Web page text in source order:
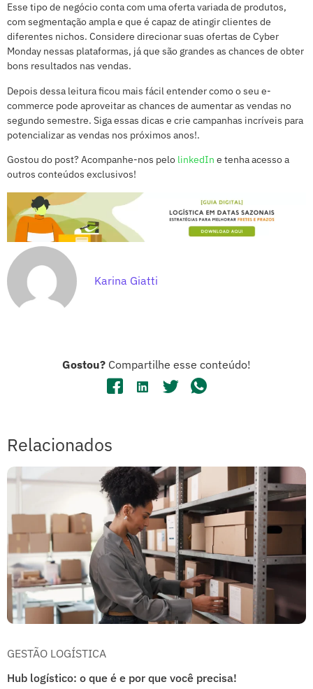
Esse tipo de negócio conta com uma oferta variada de produtos,
com segmentação ampla e que é capaz de atingir clientes de
diferentes nichos. Considere direcionar suas ofertas de Cyber
Monday nessas plataformas, já que são grandes as chances de obter
bons resultados nas vendas.
Depois dessa leitura ficou mais fácil entender como o seu e-
commerce pode aproveitar as chances de aumentar as vendas no
segundo semestre. Siga essas dicas e crie campanhas incríveis para
potencializar as vendas nos próximos anos!.
Gostou do post? Acompanhe-nos pelo linkedIn e tenha acesso a
outros conteúdos exclusivos!
Karina Giatti
Gostou? Compartilhe esse conteúdo!
Relacionados
GESTÃO LOGÍSTICA
Hub logístico: o que é e por que você precisa!